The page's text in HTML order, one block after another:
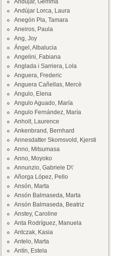
Andújar, Gemma
Andújar Lorca, Laura
Anegón Pla, Tamara
Aneiros, Paula
Ang, Joy
Ángel, Albalucia
Angelini, Fabiana
Anglada i Sarriera, Lola
Anguera, Frederic
Anguera Cañellas, Mercè
Angulo, Elena
Angulo Aguado, María
Angulo Fernández, María
Anholt, Laurence
Ankenbrand, Bernhard
Annesdatter Skomsvold, Kjersti
Anno, Mitsumasa
Anno, Moyoko
Annunzio, Gabriele D\'
Añorga López, Pello
Ansón, Marta
Ansón Balmaseda, Marta
Ansón Balmaseda, Beatriz
Anstey, Caroline
Anta Rodríguez, Manuela
Antczak, Kasia
Antelo, Marta
Antín, Estela